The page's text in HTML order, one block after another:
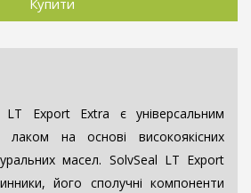
Export Extra є універсальним
лаком на основі високоякісних
масел. SolvSeal LT Export
його сполучні компоненти